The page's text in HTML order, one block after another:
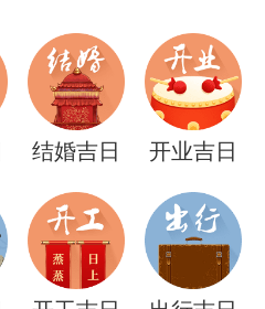
结婚吉日 开业吉日